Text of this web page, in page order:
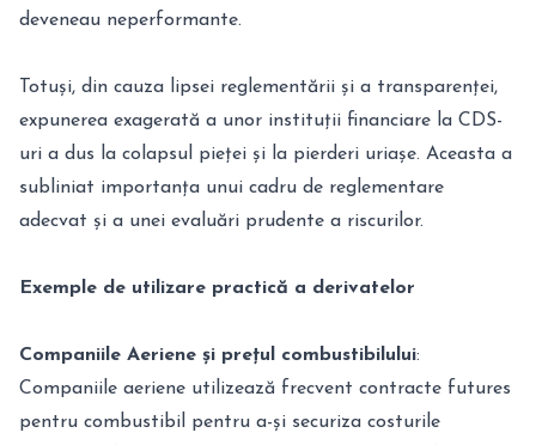
deveneau neperformante.
Totuși, din cauza lipsei reglementării și a transparenței,
expunerea exagerată a unor instituții financiare la CDS-
uri a dus la colapsul pieței și la pierderi uriașe. Aceasta a
subliniat importanța unui cadru de reglementare
adecvat și a unei evaluări prudente a riscurilor.
Exemple de utilizare practică a derivatelor
Companiile Aeriene și prețul combustibilului:
Companiile aeriene utilizează frecvent contracte futures
pentru combustibil pentru a-și securiza costurile